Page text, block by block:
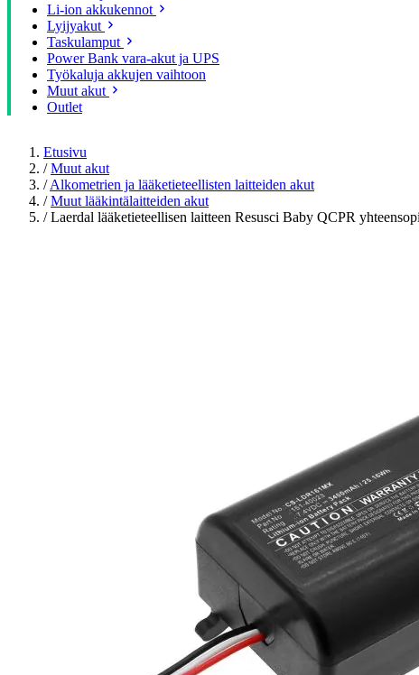
Li-ion akkukennot
Lyijyakut
Taskulamput
Power Bank vara-akut ja UPS
Työkaluja akkujen vaihtoon
Muut akut
Outlet
Etusivu
/ Muut akut
/ Alkometrien ja lääketieteellisten laitteiden akut
/ Muut lääkintälaitteiden akut
/ Laerdal lääketieteellisen laitteen Resusci Baby QCPR